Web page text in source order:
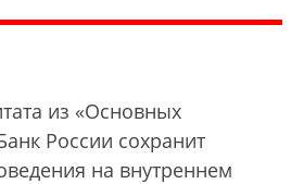
из «Основных
России сохранит
на внутреннем